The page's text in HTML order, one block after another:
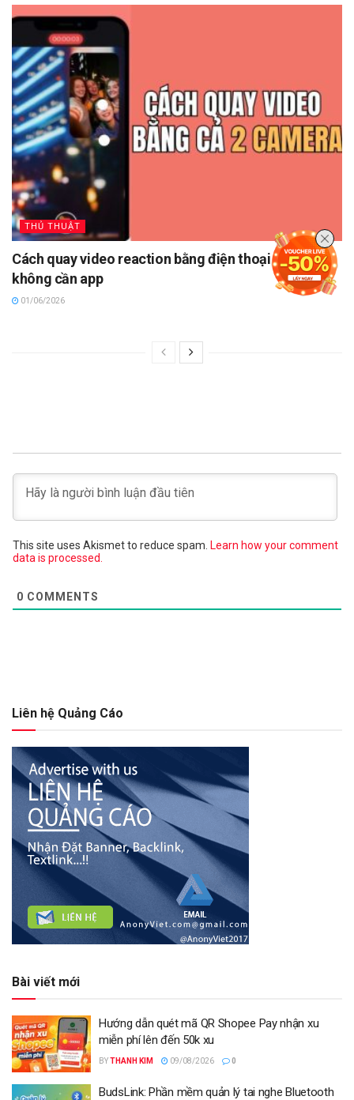
THỦ THUẬT
Cách quay video reaction bằng điện thoại Android,
không cần app
01/06/2026
This site uses Akismet to reduce spam. Learn how your comment
data is processed.
0 COMMENTS
Liên hệ Quảng Cáo
Bài viết mới
Hướng dẫn quét mã QR Shopee Pay nhận xu
miễn phí lên đến 50k xu
BYTHANH KIM 09/08/2026 0
BudsLink: Phần mềm quản lý tai nghe Bluetooth